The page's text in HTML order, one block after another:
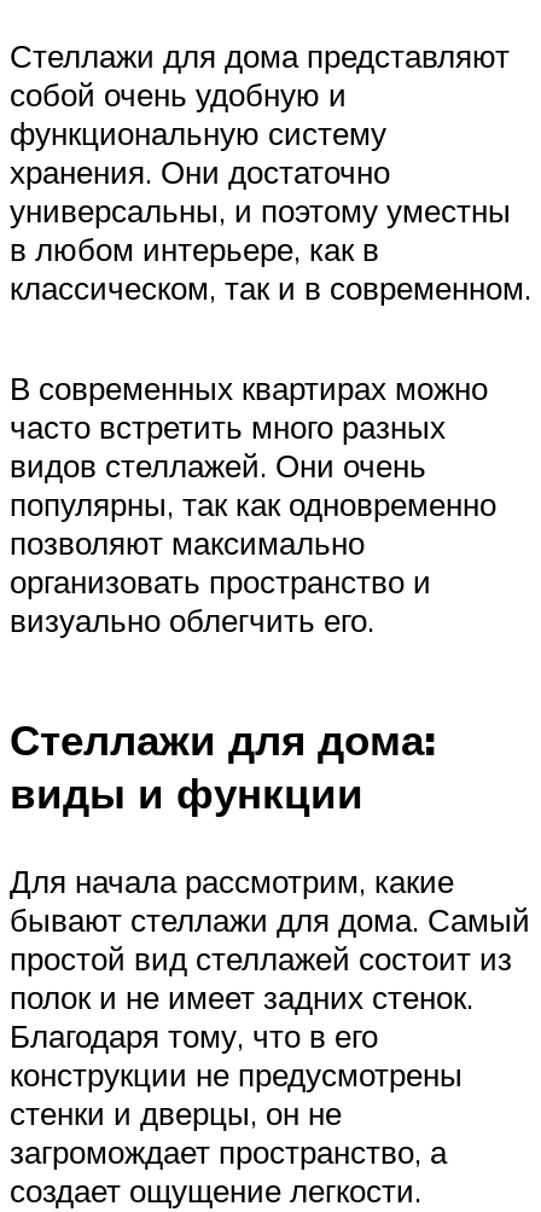
Стеллажи для дома представляют
собой очень удобную и
функциональную систему
хранения. Они достаточно
универсальны, и поэтому уместны
в любом интерьере, как в
классическом, так и в современном.
В современных квартирах можно
часто встретить много разных
видов стеллажей. Они очень
популярны, так как одновременно
позволяют максимально
организовать пространство и
визуально облегчить его.
Стеллажи для дома:
виды и функции
Для начала рассмотрим, какие
бывают стеллажи для дома. Самый
простой вид стеллажей состоит из
полок и не имеет задних стенок.
Благодаря тому, что в его
конструкции не предусмотрены
стенки и дверцы, он не
загромождает пространство, а
создает ощущение легкости.